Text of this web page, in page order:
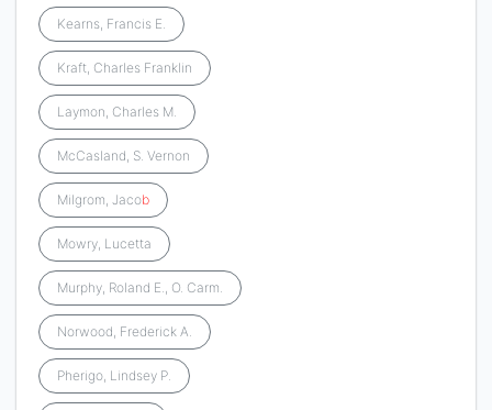
Kearns, Francis E.
Kraft, Charles Franklin
Laymon, Charles M.
McCasland, S. Vernon
Milgrom, Jacob
Mowry, Lucetta
Murphy, Roland E., O. Carm.
Norwood, Frederick A.
Pherigo, Lindsey P.